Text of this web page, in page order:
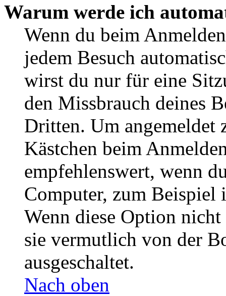
Warum werde ich
Wenn du beim
jedem Besuch
wirst du nur für eine
den Missbrauch deines
Dritten. Um angemeldet
Kästchen beim
empfehlenswert, wenn
Computer, zum Beispiel
Wenn diese Option
sie vermutlich von der
ausgeschaltet.
Nach oben